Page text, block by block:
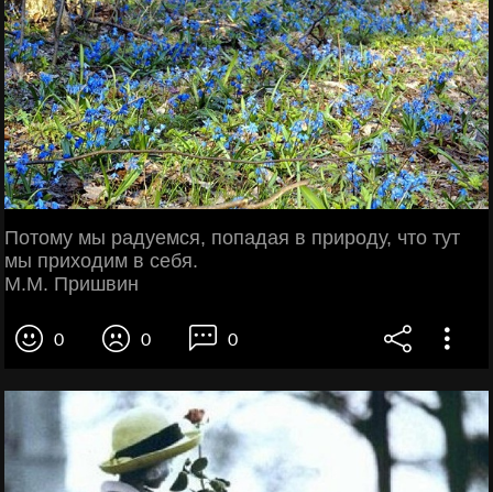
Потому мы радуемся, попадая в природу, что тут
мы приходим в себя.
М.М. Пришвин
0 0 0